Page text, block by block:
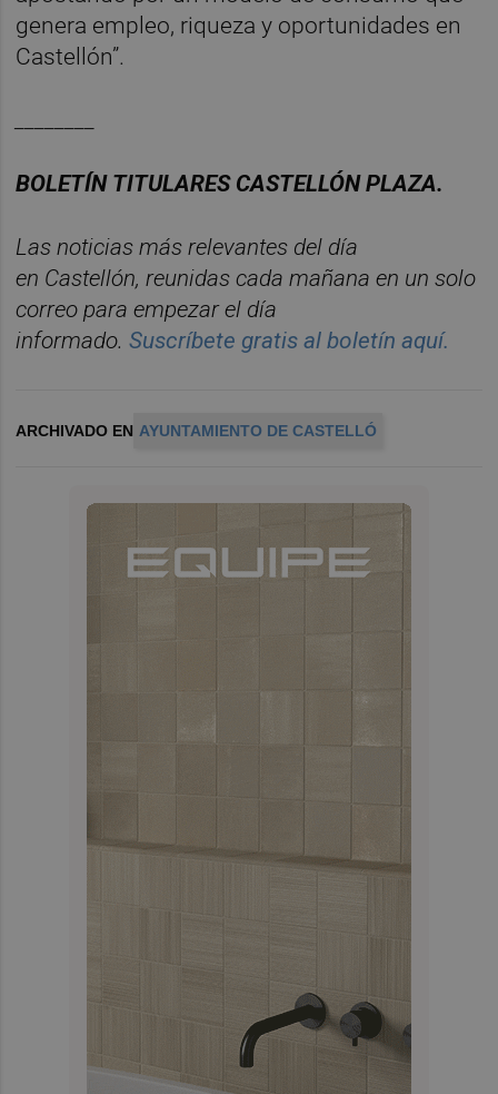
genera empleo, riqueza y oportunidades en
Castellón”.
BOLETÍNTITULARES CASTELLÓNPLAZA.
Las noticias más relevantes del día
en Castellón, reunidas cada mañana en un solo
correo para empezar el día
informado. Suscríbete gratis alboletín aquí.
ARCHIVADO EN AYUNTAMIENTO DE CASTELLÓ